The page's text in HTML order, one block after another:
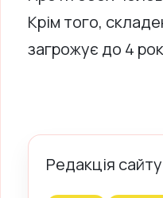
Крім того,
загрожує до 4
Редакція сайту